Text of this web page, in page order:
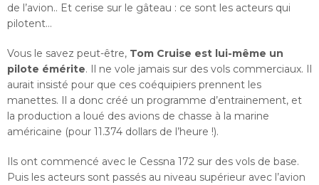
de l’avion.. Et cerise sur le gâteau : ce sont les acteurs qui
pilotent…
Vous le savez peut-être, Tom Cruise est lui-même un
pilote émérite. Il ne vole jamais sur des vols commerciaux. Il
aurait insisté pour que ces coéquipiers prennent les
manettes. Il a donc créé un programme d’entrainement, et
la production a loué des avions de chasse à la marine
américaine (pour 11.374 dollars de l’heure !).
Ils ont commencé avec le Cessna 172 sur des vols de base.
Puis les acteurs sont passés au niveau supérieur avec l’avion